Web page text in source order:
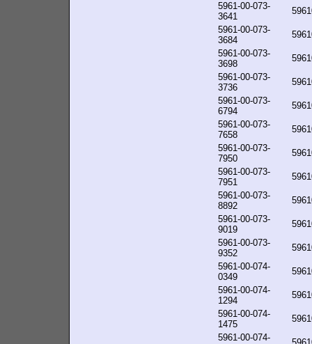
5961-00-073-
3641
5961-00-073-
3684
5961-00-073-
3698
5961-00-073-
3736
5961-00-073-
6794
5961-00-073-
7658
5961-00-073-
7950
5961-00-073-
7951
5961-00-073-
8892
5961-00-073-
9019
5961-00-073-
9352
5961-00-074-
0349
5961-00-074-
1294
5961-00-074-
1475
5961-00-074-